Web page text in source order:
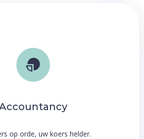
op orde, uw koers helder.